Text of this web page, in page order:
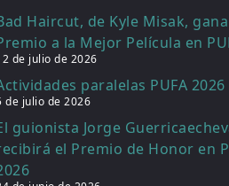
Haircut, de Kyle Misak,
a la Mejor Película en
de julio de 2026
paralelas PUFA 2026
de julio de 2026
guionista Jorge
el Premio de Honor en